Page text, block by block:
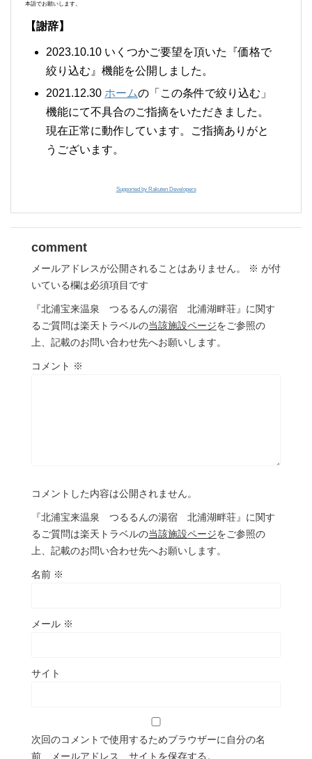
本語でお願いします。
【謝辞】
2023.10.10 いくつかご要望を頂いた『価格で
絞り込む』機能を公開しました。
2021.12.30 ホームの「この条件で絞り込む」
機能にて不具合のご指摘をいただきました。
現在正常に動作しています。ご指摘ありがと
うございます。
Supported by Rakuten Developers
comment
メールアドレスが公開されることはありません。 ※ が付
いている欄は必須項目です
『北浦宝来温泉 つるるんの湯宿 北浦湖畔荘』に関す
るご質問は楽天トラベルの当該施設ページをご参照の
上、記載のお問い合わせ先へお願いします。
コメント ※
コメントした内容は公開されません。
『北浦宝来温泉 つるるんの湯宿 北浦湖畔荘』に関す
るご質問は楽天トラベルの当該施設ページをご参照の
上、記載のお問い合わせ先へお願いします。
名前 ※
メール ※
サイト
次回のコメントで使用するためブラウザーに自分の名
前、メールアドレス、サイトを保存する。